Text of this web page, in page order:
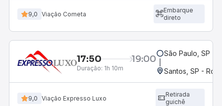
9,0 Viação Cometa
Embarque
direto
17:50 19:00
Duração: 1h 10m
São Paulo, SP -
Santos, SP -
9,0 Viação Expresso Luxo
Retirada
guichê